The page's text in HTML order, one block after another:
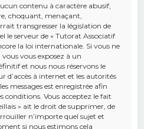
contenu à caractère abusif,
choquant, menaçant,
transgresser la législation de
le serveur de « Tutorat Associatif
la loi internationale. Si vous ne
vous vous exposez à un
et nous nous réservons le
d’accès à internet et les autorités
messages est enregistrée afin
conditions. Vous acceptez le fait
» ait le droit de supprimer, de
n’importe quel sujet et
si nous estimons cela